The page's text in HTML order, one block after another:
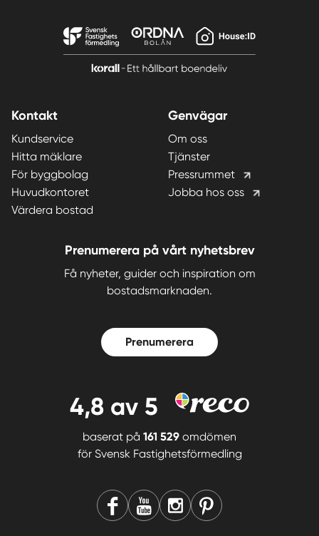
Kontakt
Kundservice
Hitta mäklare
För byggbolag
Huvudkontoret
Värdera bostad
Genvägar
Om oss
Tjänster
Pressrummet
Jobba hos oss
Prenumerera på vårt nyhetsbrev
Få nyheter, guider och inspiration om
bostadsmarknaden.
Prenumerera
4,8 av 5
baserat på 161 529 omdömen
för Svensk Fastighetsförmedling